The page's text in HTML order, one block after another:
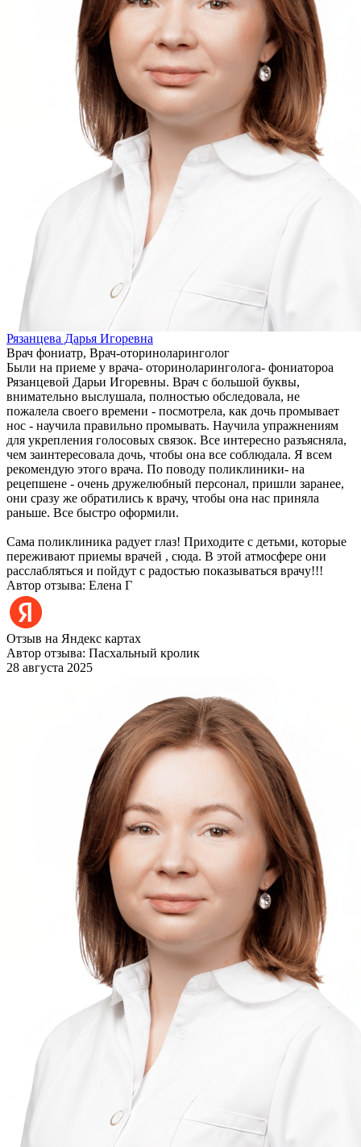
Рязанцева Дарья Игоревна
Врач фониатр, Врач-оториноларинголог
Были на приеме у врача- оториноларинголога- фониатороа
Рязанцевой Дарьи Игоревны. Врач с большой буквы,
внимательно выслушала, полностью обследовала, не
пожалела своего времени - посмотрела, как дочь промывает
нос - научила правильно промывать. Научила упражнениям
для укрепления голосовых связок. Все интересно разъясняла,
чем заинтересовала дочь, чтобы она все соблюдала. Я всем
рекомендую этого врача. По поводу поликлиники- на
рецепшене - очень дружелюбный персонал, пришли заранее,
они сразу же обратились к врачу, чтобы она нас приняла
раньше. Все быстро оформили.
Сама поликлиника радует глаз! Приходите с детьми, которые
переживают приемы врачей , сюда. В этой атмосфере они
расслабляться и пойдут с радостью показываться врачу!!!
Автор отзыва: Елена Г
Отзыв на Яндекс картах
Автор отзыва: Пасхальный кролик
28 августа 2025